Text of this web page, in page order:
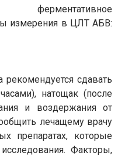
ферментативное
измерения в ЦЛТ АБВ:
сдавать
натощак (после
и воздержания от
лечащему врачу
препаратах, которые
Факторы,